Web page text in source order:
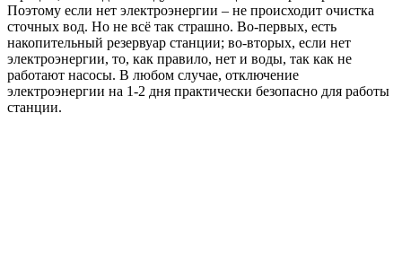
Поэтому если нет электроэнергии – не происходит очистка
сточных вод. Но не всё так страшно. Во-первых, есть
накопительный резервуар станции; во-вторых, если нет
электроэнергии, то, как правило, нет и воды, так как не
работают насосы. В любом случае, отключение
электроэнергии на 1-2 дня практически безопасно для работы
станции.